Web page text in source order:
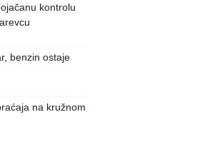
kontrolu
benzin ostaje
na kružnom